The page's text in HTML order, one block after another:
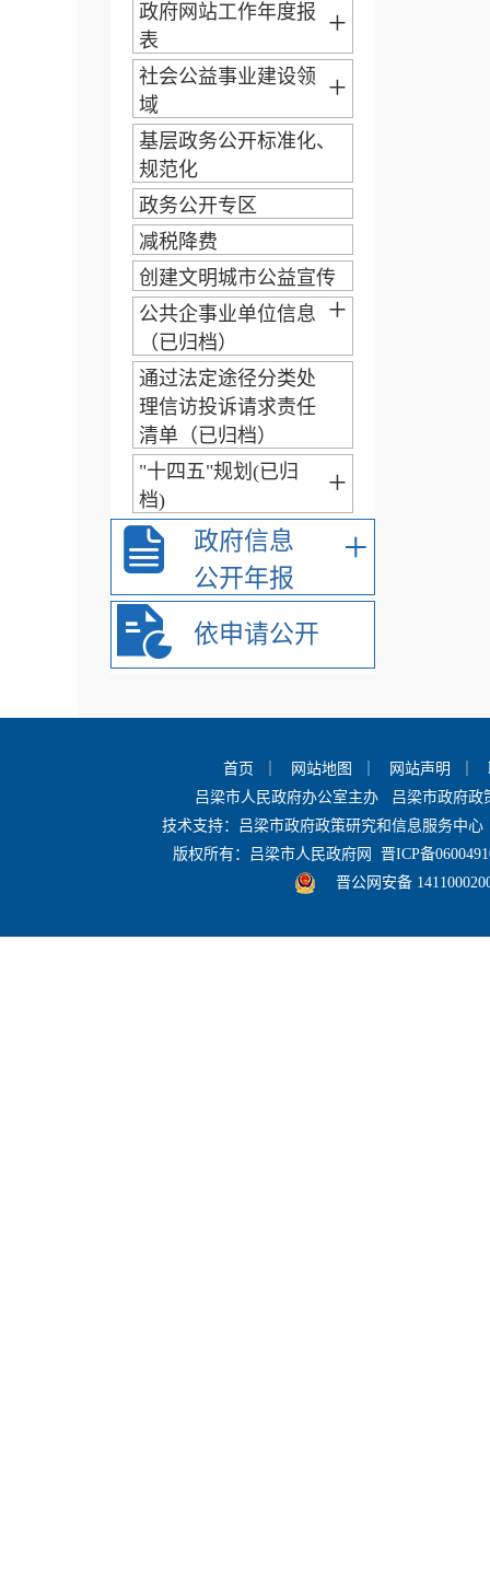
政府网站工作年度报
表
+
社会公益事业建设领
域
+
基层政务公开标准化、
规范化
政务公开专区
减税降费
创建文明城市公益宣传
公共企事业单位信息
（已归档）
+
通过法定途径分类处
理信访投诉请求责任
清单（已归档）
"十四五"规划(已归
档)
+
政府信息
公开年报
+
依申请公开
首页 网站地图 网站声明
吕梁市人民政府办公室主办 吕梁市政府
技术支持：吕梁市政府政策研究和信息服务中
版权所有：吕梁市人民政府网 晋ICP备
晋公网安备